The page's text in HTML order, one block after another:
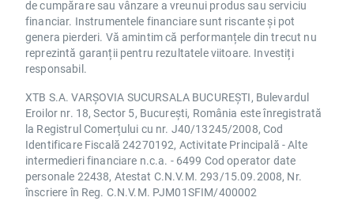
de cumpărare sau vânzare a vreunui produs sau serviciu
financiar. Instrumentele financiare sunt riscante și pot
genera pierderi. Vă amintim că performanțele din trecut nu
reprezintă garanții pentru rezultatele viitoare. Investiți
responsabil.
XTB S.A. VARȘOVIA SUCURSALA BUCUREȘTI, Bulevardul
Eroilor nr. 18, Sector 5, București, România este înregistrată
la Registrul Comerțului cu nr. J40/13245/2008, Cod
Identificare Fiscală 24270192, Activitate Principală - Alte
intermedieri financiare n.c.a. - 6499 Cod operator date
personale 22438, Atestat C.N.V.M. 293/15.09.2008, Nr.
înscriere în Reg. C.N.V.M. PJM01SFIM/400002